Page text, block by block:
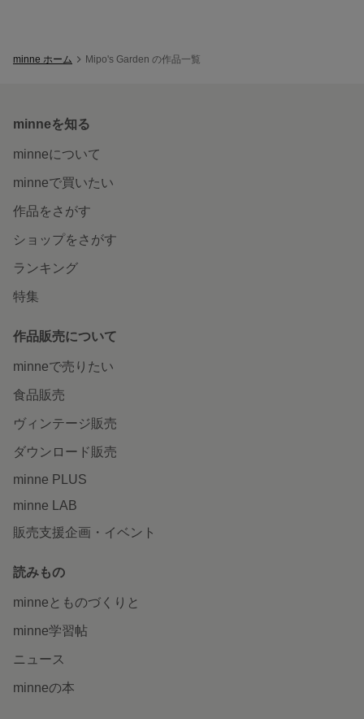
minne ホーム Mipo's Garden の作品一覧
minneを知る
minneについて
minneで買いたい
作品をさがす
ショップをさがす
ランキング
特集
作品販売について
minneで売りたい
食品販売
ヴィンテージ販売
ダウンロード販売
minne PLUS
minne LAB
販売支援企画・イベント
読みもの
minneとものづくりと
minne学習帖
ニュース
minneの本